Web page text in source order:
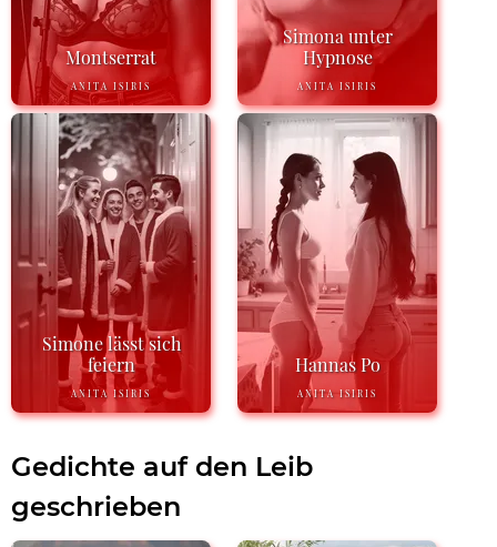
Montserrat
ANITA ISIRIS
Simona unter
Hypnose
ANITA ISIRIS
Simone lässt sich
feiern
ANITA ISIRIS
Hannas Po
ANITA ISIRIS
Gedichte auf den Leib
geschrieben